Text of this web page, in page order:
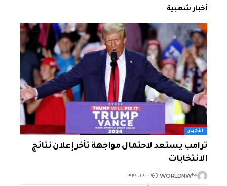
أخبار شعبية
الأخبار
ترامب يستعد لاحتمال مواجهة تأخر إعلان نتائج
الانتخابات
By
WORLDNW سنتين ago